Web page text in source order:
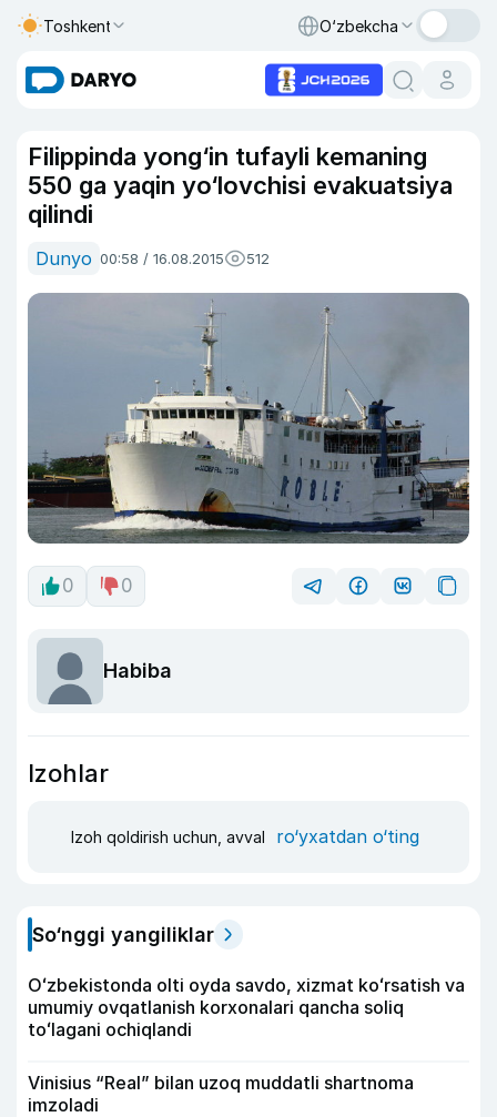
Toshkent O‘zbekcha
Filippinda yong‘in tufayli kemaning
550 ga yaqin yo‘lovchisi evakuatsiya
qilindi
Dunyo 00:58 / 16.08.2015 512
0 0
Habiba
Izohlar
Izoh qoldirish uchun, avval ro‘yxatdan o‘ting
So‘nggi yangiliklar
Oʻzbekistonda olti oyda savdo, xizmat koʻrsatish va
umumiy ovqatlanish korxonalari qancha soliq
toʻlagani ochiqlandi
Vinisius “Real” bilan uzoq muddatli shartnoma
imzoladi